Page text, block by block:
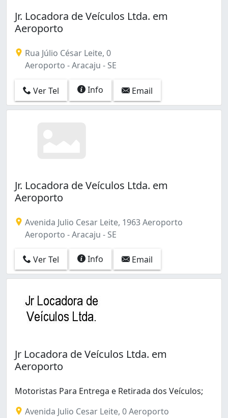
Jr. Locadora de Veículos Ltda. em
Aeroporto
Rua Júlio César Leite, 0
Aeroporto - Aracaju - SE
Ver Tel Info Email
Jr. Locadora de Veículos Ltda. em
Aeroporto
Avenida Julio Cesar Leite, 1963 Aeroporto
Aeroporto - Aracaju - SE
Ver Tel Info Email
Jr Locadora de Veículos Ltda. em
Aeroporto
Motoristas Para Entrega e Retirada dos Veículos;
Avenida Julio Cesar Leite, 0 Aeroporto